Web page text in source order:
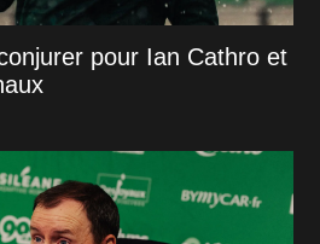
pour Ian Cathro et